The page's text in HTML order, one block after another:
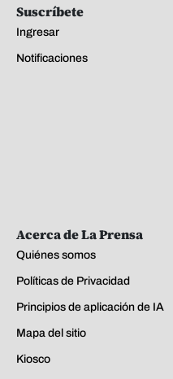
Suscríbete
Ingresar
Notificaciones
Acerca de La Prensa
Quiénes somos
Políticas de Privacidad
Principios de aplicación de IA
Mapa del sitio
Kiosco